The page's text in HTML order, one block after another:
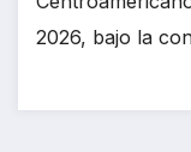
2026, bajo la